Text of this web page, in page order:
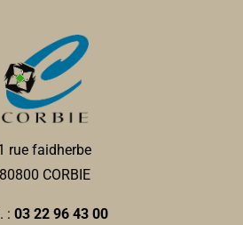
rue faidherbe
80800 CORBIE
: 03 22 96 43 00